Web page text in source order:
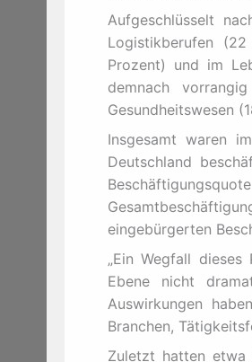
Aufgeschlüsselt
Logistikberufen
Prozent) und im
demnach
Gesundheitswesen
Insgesamt waren
Deutschland
eingebürgerten
„Ein Wegfall
Ebene nicht
Auswirkungen
Branchen,
Zuletzt hatten etwa